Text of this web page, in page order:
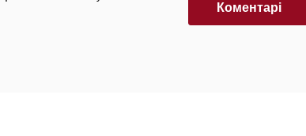
Коментарi